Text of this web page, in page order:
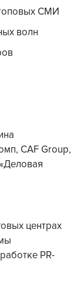
СМИ
волн
CAF Group,
центрах
PR-